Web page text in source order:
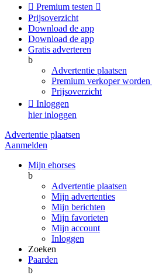
 Premium testen 
Prijsoverzicht
Download de app
Download de app
Gratis adverteren
b
Advertentie plaatsen
Premium verkoper worden
Prijsoverzicht
 Inloggen
hier inloggen
Advertentie plaatsen
Aanmelden
Mijn ehorses
b
Advertentie plaatsen
Mijn advertenties
Mijn berichten
Mijn favorieten
Mijn account
Inloggen
Zoeken
Paarden
b